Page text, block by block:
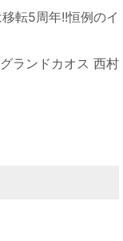
転5周年!!恒例のイ
グランドカオス 西村